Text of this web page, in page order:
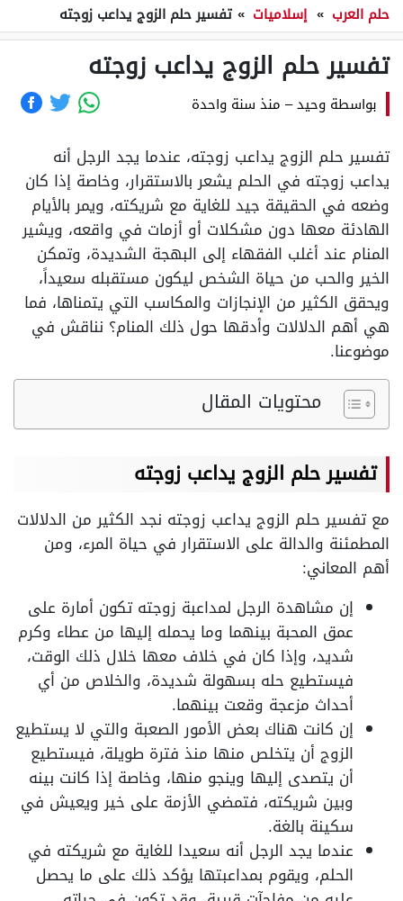
حلم العرب » إسلاميات » تفسير حلم الزوج يداعب زوجته
تفسير حلم الزوج يداعب زوجته
بواسطة وحيد– منذ سنة واحدة
تفسير حلم الزوج يداعب زوجته، عندما يجد الرجل أنه
يداعب زوجته في الحلم يشعر بالاستقرار، وخاصة إذا كان
وضعه في الحقيقة جيد للغاية مع شريكته، ويمر بالأيام
الهادئة معها دون مشكلات أو أزمات في واقعه، ويشير
المنام عند أغلب الفقهاء إلى البهجة الشديدة، وتمكن
الخير والحب من حياة الشخص ليكون مستقبله سعيداً،
ويحقق الكثير من الإنجازات والمكاسب التي يتمناها، فما
هي أهم الدلالات وأدقها حول ذلك المنام؟ نناقش في
موضوعنا.
محتويات المقال
تفسير حلم الزوج يداعب زوجته
مع تفسير حلم الزوج يداعب زوجته نجد الكثير من الدلالات
المطمئنة والدالة على الاستقرار في حياة المرء، ومن
أهم المعاني:
إن مشاهدة الرجل لمداعبة زوجته تكون أمارة على
عمق المحبة بينهما وما يحمله إليها من عطاء وكرم
شديد، وإذا كان في خلاف معها خلال ذلك الوقت،
فيستطيع حله بسهولة شديدة، والخلاص من أي
أحداث مزعجة وقعت بينهما.
إن كانت هناك بعض الأمور الصعبة والتي لا يستطيع
الزوج أن يتخلص منها منذ فترة طويلة، فيستطيع
أن يتصدى إليها وينجو منها، وخاصة إذا كانت بينه
وبين شريكته، فتمضي الأزمة على خير ويعيش في
سكينة بالغة.
عندما يجد الرجل أنه سعيدا للغاية مع شريكته في
الحلم، ويقوم بمداعبتها يؤكد ذلك على ما يحصل